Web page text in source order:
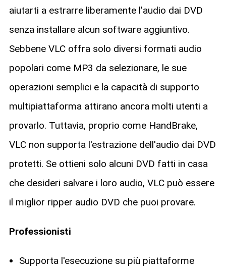
aiutarti a estrarre liberamente l'audio dai DVD
senza installare alcun software aggiuntivo.
Sebbene VLC offra solo diversi formati audio
popolari come MP3 da selezionare, le sue
operazioni semplici e la capacità di supporto
multipiattaforma attirano ancora molti utenti a
provarlo. Tuttavia, proprio come HandBrake,
VLC non supporta l'estrazione dell'audio dai DVD
protetti. Se ottieni solo alcuni DVD fatti in casa
che desideri salvare i loro audio, VLC può essere
il miglior ripper audio DVD che puoi provare.
Professionisti
Supporta l'esecuzione su più piattaforme